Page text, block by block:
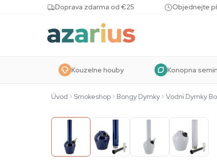
Skip to contentDoprava zdarma od €25 Objednejte
Kouzelne houby Konopna
Úvod Smokeshop Bongy Dymky Vodni Dymky